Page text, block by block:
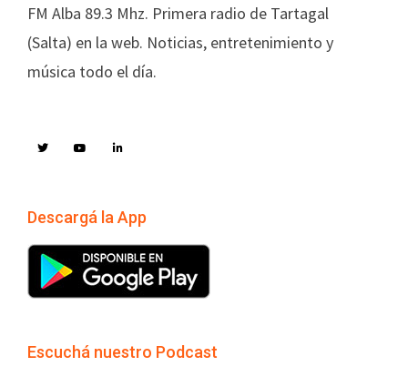
FM Alba 89.3 Mhz. Primera radio de Tartagal
(Salta) en la web. Noticias, entretenimiento y
música todo el día.
Descargá la App
Escuchá nuestro Podcast